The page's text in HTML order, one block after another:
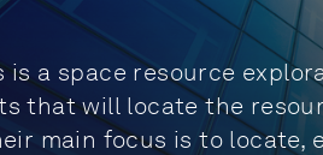
is a space resource
that will locate the
main focus is to